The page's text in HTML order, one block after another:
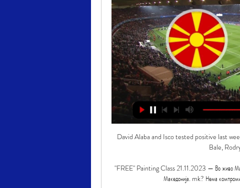
David Alaba and Isco tested positive last
Bale,
"FREE" Painting Class 21.11.2023 — Во живо
Македонија. mk? Нема